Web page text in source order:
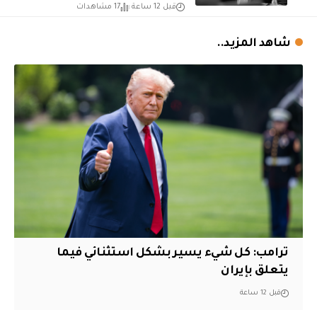
قبل 12 ساعة 17 مشاهدات
شاهد المزيد..
ترامب: كل شيء يسير بشكل استثنائي فيما
يتعلق بإيران
قبل 12 ساعة